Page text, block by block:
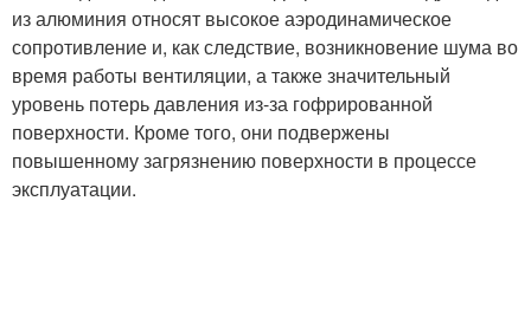
из алюминия относят высокое аэродинамическое
сопротивление и, как следствие, возникновение шума во
время работы вентиляции, а также значительный
уровень потерь давления из-за гофрированной
поверхности. Кроме того, они подвержены
повышенному загрязнению поверхности в процессе
эксплуатации.